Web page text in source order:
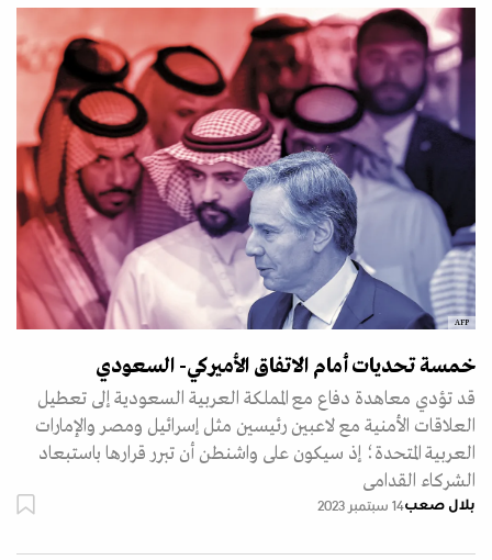
AFP
خمسة تحديات أمام الاتفاق الأميركي- السعودي
قد تؤدي معاهدة دفاع مع المملكة العربية السعودية إلى تعطيل
العلاقات الأمنية مع لاعبين رئيسين مثل إسرائيل ومصر والإمارات
العربية المتحدة؛ إذ سيكون على واشنطن أن تبرر قرارها باستبعاد
الشركاء القدامى
بلال صعب14 سبتمبر 2023